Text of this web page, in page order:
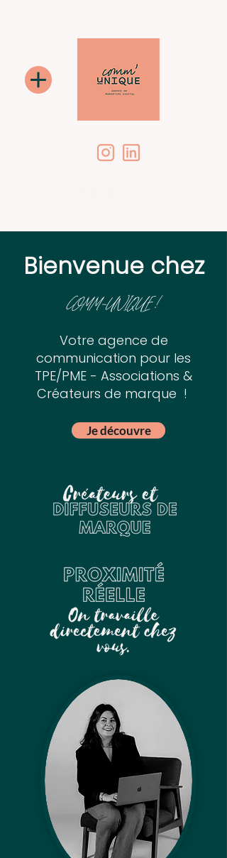
Bienvenue chez
COMM-UNIQUE !
Votre agence de
communication pour les
TPE/PME - Associations &
Créateurs de marque !
Je découvre